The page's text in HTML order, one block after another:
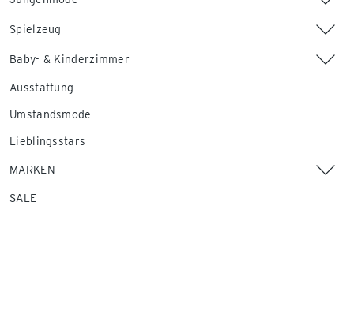
Spielzeug
Baby- & Kinderzimmer
Ausstattung
Umstandsmode
Lieblingsstars
MARKEN
SALE